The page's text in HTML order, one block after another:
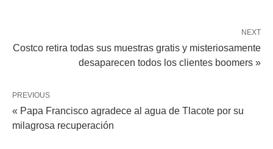
NEXT
Costco retira todas sus muestras gratis y misteriosamente
desaparecen todos los clientes boomers »
PREVIOUS
« Papa Francisco agradece al agua de Tlacote por su
milagrosa recuperación